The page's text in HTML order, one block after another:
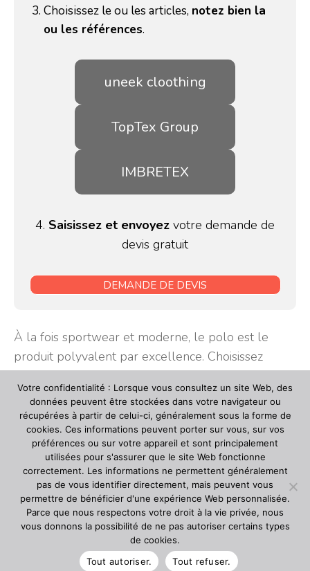
Choisissez le ou les articles, notez bien la
ou les références.
uneek cloothing
TopTex Group
IMBRETEX
4. Saisissez et envoyez votre demande de
devis gratuit
DEMANDE DE DEVIS
À la fois sportwear et moderne, le polo est le
produit polyvalent par excellence. Choisissez
celui qui deviendra votre essentiel. Le polo est
aujourd’hui considéré comme un vêtement
classique, une pièce intemporelle : habillé et
décontracté à la fois, le polo s’adapte à de
nombreux styles. Le polo se porte …Lire la suite
NOUS ÉCRIRE
Votre confidentialité : Lorsque vous consultez un site Web, des
données peuvent être stockées dans votre navigateur ou
récupérées à partir de celui-ci, généralement sous la forme de
cookies. Ces informations peuvent porter sur vous, sur vos
préférences ou sur votre appareil et sont principalement
utilisées pour s'assurer que le site Web fonctionne
correctement. Les informations ne permettent généralement
pas de vous identifier directement, mais peuvent vous
permettre de bénéficier d'une expérience Web personnalisée.
Parce que nous respectons votre droit à la vie privée, nous
vous donnons la possibilité de ne pas autoriser certains types
de cookies.
Tout autoriser.
Tout refuser.